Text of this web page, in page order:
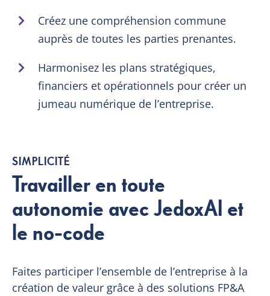
SIMPLICITÉ
Travailler en toute
autonomie avec JedoxAI et
le no-code
Faites participer l’ensemble de l’entreprise à la
création de valeur grâce à des solutions FP&A
Créez une compréhension commune
auprès de toutes les parties prenantes.
Harmonisez les plans stratégiques,
financiers et opérationnels pour créer un
jumeau numérique de l’entreprise.